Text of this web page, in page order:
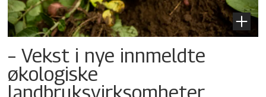
– Vekst i nye innmeldte
økologiske
landbruksvirksomheter